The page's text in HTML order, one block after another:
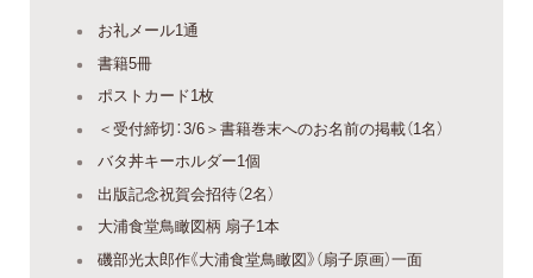
お礼メール1通
書籍5冊
ポストカード1枚
＜受付締切：3/6＞書籍巻末へのお名前の掲載（1名）
バタ丼キーホルダー1個
出版記念祝賀会招待（2名）
大浦食堂鳥瞰図柄 扇子1本
磯部光太郎作《大浦食堂鳥瞰図》（扇子原画）一面